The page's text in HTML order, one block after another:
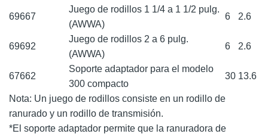
69667
Juego de rodillos 1 1/4 a 1 1/2 pulg.
(AWWA)
6 2.6
69692
Juego de rodillos 2 a 6 pulg.
(AWWA)
6 2.6
67662
Soporte adaptador para el modelo
300 compacto
30 13.6
Nota: Un juego de rodillos consiste en un rodillo de
ranurado y un rodillo de transmisión.
*El soporte adaptador permite que la ranuradora de